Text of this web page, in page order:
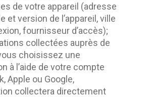
de votre appareil (adresse
et version de l’appareil, ville
fournisseur d’accès);
collectées auprès de
choisissez une
à l’aide de votre compte
Apple ou Google,
collectera directement